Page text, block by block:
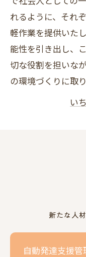
れるように、それ
軽作業を提供いた
能性を引き出し、
切な役割を担いな
の環境づくりに取
い
新たな人
自動発達支援